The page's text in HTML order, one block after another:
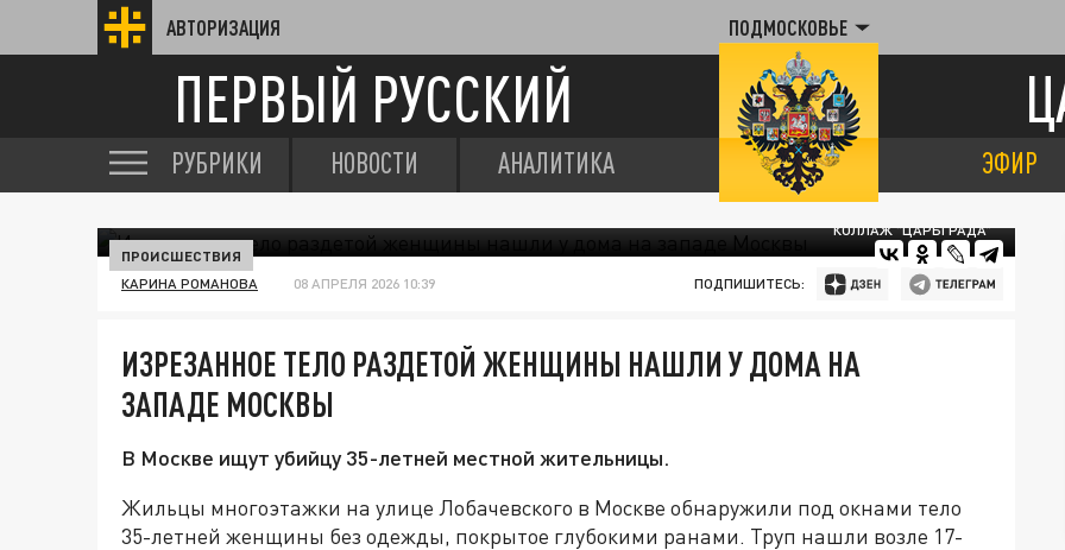
АВТОРИЗАЦИЯ ПОДМОСКОВЬЕ
ПЕРВЫЙ РУССКИЙ
РУБРИКИ НОВОСТИ АНАЛИТИКА ЭФИР
КОЛЛАЖ "ЦАРЬГРАДА"
ПРОИСШЕСТВИЯ
КАРИНА РОМАНОВА 08 АПРЕЛЯ 2026 10:39 ПОДПИШИТЕСЬ:
ИЗРЕЗАННОЕ ТЕЛО РАЗДЕТОЙ ЖЕНЩИНЫ НАШЛИ У ДОМА НА
ЗАПАДЕ МОСКВЫ
В Москве ищут убийцу 35-летней местной жительницы.
Жильцы многоэтажки на улице Лобачевского в Москве обнаружили под окнами тело
35-летней женщины без одежды, покрытое глубокими ранами. Труп нашли возле 17-